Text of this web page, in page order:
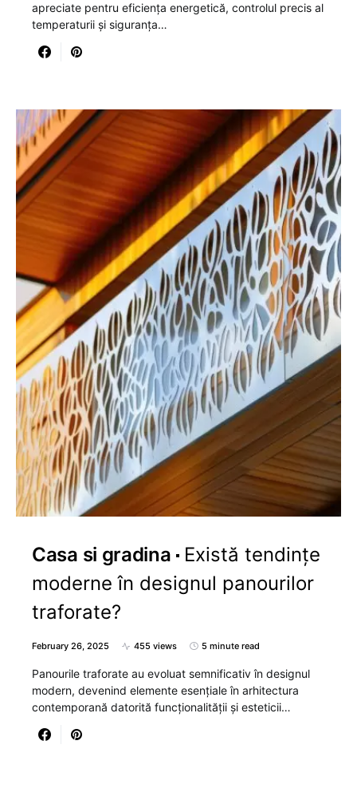
apreciate pentru eficiența energetică, controlul precis al
temperaturii și siguranța…
Casa si gradina
Există tendințe
moderne în designul panourilor
traforate?
February 26, 2025 455 views 5 minute read
Panourile traforate au evoluat semnificativ în designul
modern, devenind elemente esențiale în arhitectura
contemporană datorită funcționalității și esteticii…